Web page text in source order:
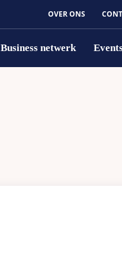
OVER ONS
Business netwerk